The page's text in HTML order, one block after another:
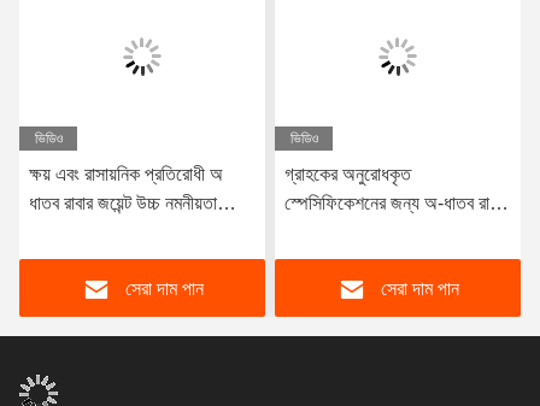
ভিডিও
ক্ষয় এবং রাসায়নিক প্রতিরোধী অ
ধাতব রাবার জয়েন্ট উচ্চ নমনীয়তা
অবস্থার মধ্যে সীল জন্য ডিজাইন
সেরা দাম পান
ভিডিও
গ্রাহকের অনুরোধকৃত
স্পেসিফিকেশনের জন্য অ-ধাতব রাবার
সেরা দাম পান